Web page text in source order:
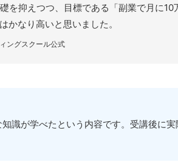
を抑えつつ、目標である「副業で月に
かなり高いと思いました。
ングスクール公式
識が学べたという内容です。受講後に